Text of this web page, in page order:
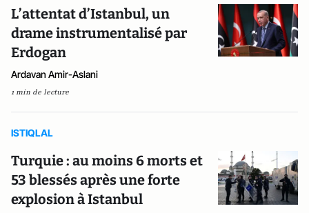
L’attentat d’Istanbul, un
drame instrumentalisé par
Erdogan
Ardavan Amir-Aslani
1 min de lecture
ISTIQLAL
Turquie : au moins 6 morts et
53 blessés après une forte
explosion à Istanbul